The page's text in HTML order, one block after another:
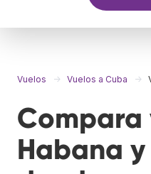
Vuelos Vuelos a Cuba
Compara
Habana